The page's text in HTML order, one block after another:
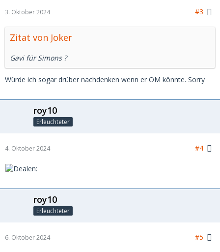
3. Oktober 2024 #3
Zitat von Joker
Gavi für Simons ?
Würde ich sogar drüber nachdenken wenn er OM könnte. Sorry
roy10
Erleuchteter
4. Oktober 2024 #4
roy10
Erleuchteter
6. Oktober 2024 #5